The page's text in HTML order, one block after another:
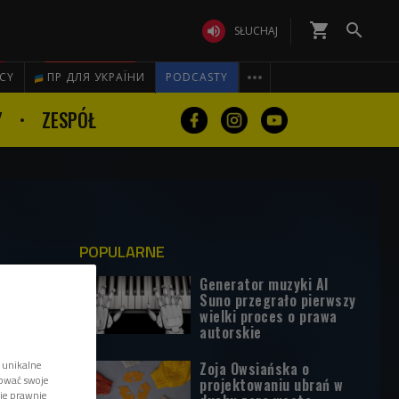
 SŁUCHAJ shopping_cart 
ПР ДЛЯ УКРАЇНИ PODCASTY 
ZESPÓŁ
POPULARNE
Generator muzyki AI
Suno przegrało pierwszy
wielki proces o prawa
autorskie
Zoja Owsiańska o
projektowaniu ubrań w
swoje
prawnie